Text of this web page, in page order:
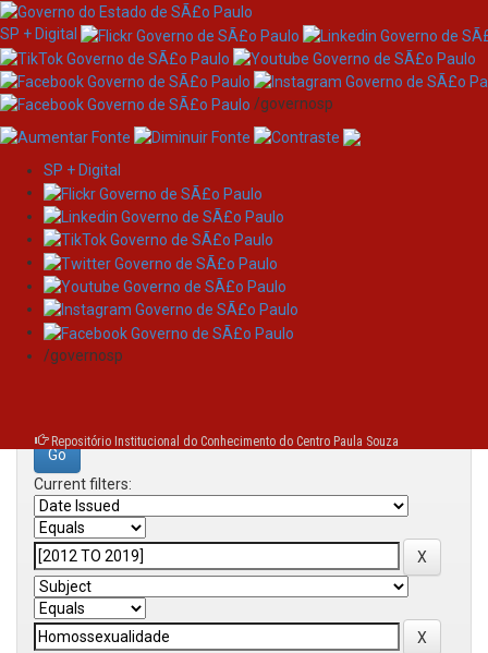
Skip
navigation
SP + Digital
/governosp
SP + Digital
/governosp
Repositório Institucional do Conhecimento do Centro Paula Souza
Search
Search:
Current filters: